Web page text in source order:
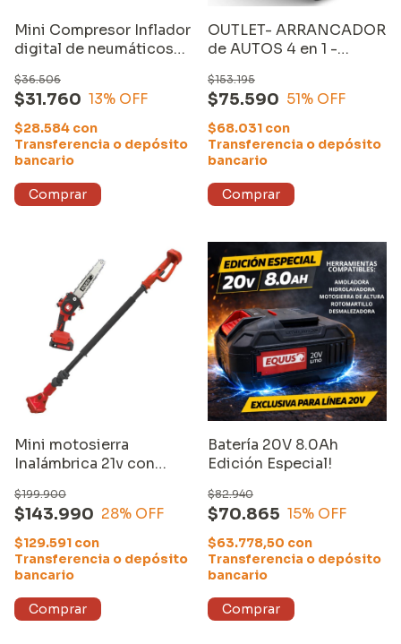
Mini Compresor Inflador
digital de neumáticos
led 12v
$31.760
$36.506
13% OFF
$28.584 con
Transferencia o depósito
bancario
OUTLET- ARRANCADOR
de AUTOS 4 en 1 -
CARGADOR USB -
LINTERNA LED
$75.590
$153.195
51% OFF
$68.031 con
Transferencia o depósito
bancario
Mini motosierra
Inalámbrica 21v con
$143.990
$199.900
28% OFF
$129.591 con
Transferencia o depósito
bancario
Batería 20V 8.0Ah
Edición Especial!
$70.865
$82.940
15% OFF
$63.778,50 con
Transferencia o depósito
bancario